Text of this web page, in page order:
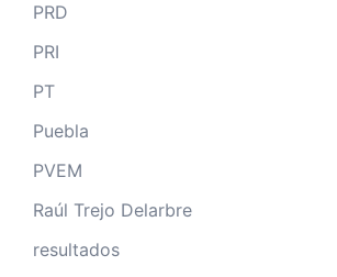
PRD
PRI
PT
Puebla
PVEM
Raúl Trejo Delarbre
resultados